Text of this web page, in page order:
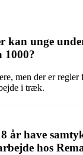
kan unge
1000?
men der er
i træk.
år have
hos